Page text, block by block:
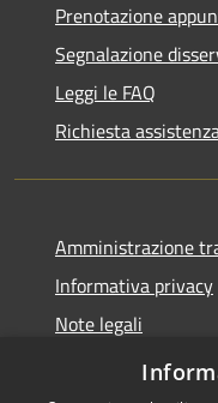
Prenotazione
Segnalazione
Leggi le FAQ
Richiesta
Amministrazione
Informativa privacy
Note legali
Dichiarazione di